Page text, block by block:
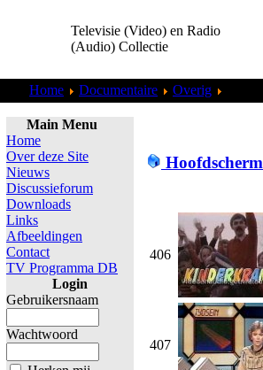
Televisie (Video) en Radio
(Audio) Collectie
Home Documentaire Overig
Main Menu
Home
Over deze Site
Nieuws
Discussieforum
Downloads
Links
Afbeeldingen
Contact
TV Programma DB
Login
Gebruikersnaam
Wachtwoord
Hoofdscherm
406
407